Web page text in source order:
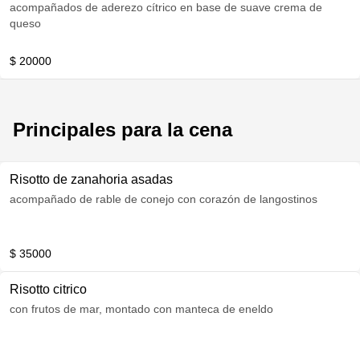
acompañados de aderezo cítrico en base de suave crema de
queso
$ 20000
Principales para la cena
Risotto de zanahoria asadas
acompañado de rable de conejo con corazón de langostinos
$ 35000
Risotto citrico
con frutos de mar, montado con manteca de eneldo